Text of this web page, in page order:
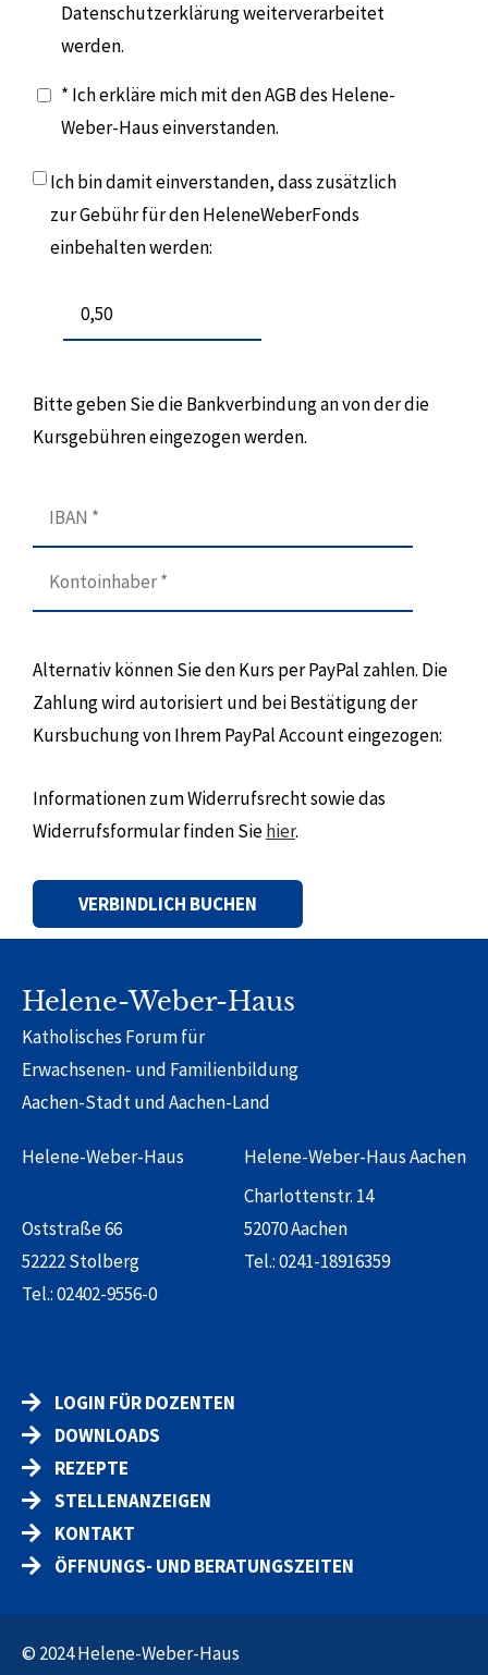
Datenschutzerklärung weiterverarbeitet
werden.
* Ich erkläre mich mit den AGB des Helene-
Weber-Haus einverstanden.
Ich bin damit einverstanden, dass zusätzlich
zur Gebühr für den HeleneWeberFonds
einbehalten werden:
Bitte geben Sie die Bankverbindung an von der die
Kursgebühren eingezogen werden.
Alternativ können Sie den Kurs per PayPal zahlen. Die
Zahlung wird autorisiert und bei Bestätigung der
Kursbuchung von Ihrem PayPal Account eingezogen:
Informationen zum Widerrufsrecht sowie das
Widerrufsformular finden Siehier.
Helene-Weber-Haus
Katholisches Forum für
Erwachsenen- und Familienbildung
Aachen-Stadt und Aachen-Land
Helene-Weber-Haus
Oststraße 66
52222 Stolberg
Tel.:02402-9556-0
Helene-Weber-Haus Aachen
Charlottenstr. 14
52070 Aachen
Tel.:0241-18916359
LOGIN FÜR DOZENTEN
DOWNLOADS
REZEPTE
STELLENANZEIGEN
KONTAKT
ÖFFNUNGS- UND BERATUNGSZEITEN
© 2024 Helene-Weber-Haus